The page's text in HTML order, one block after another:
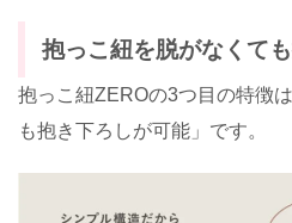
抱っこ紐を脱がなくて
抱っこ紐ZEROの3つ目の特徴
も抱き下ろしが可能」です。